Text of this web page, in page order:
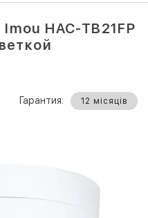
HAC-TB21FP
Гарантия: 12 місяців